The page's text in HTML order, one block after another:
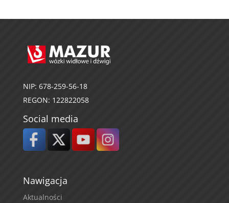
NIP: 678-259-56-18
REGON: 122822058
Social media
Nawigacja
Aktualności